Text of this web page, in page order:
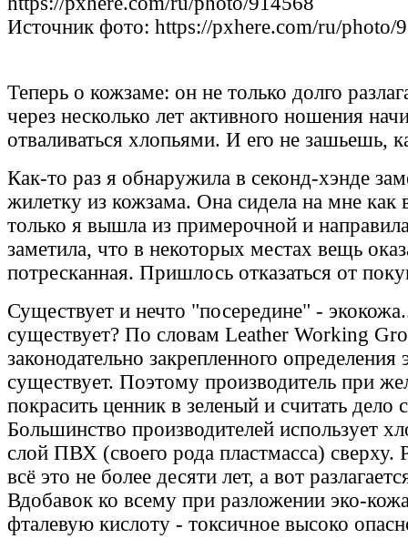
Источник фото: https://pxhere.com/ru/photo/
Теперь о кожзаме: он не только долго
через несколько лет активного ношения
отваливаться хлопьями. И его не зашьешь,
Как-то раз я обнаружила в секонд-хэнде
жилетку из кожзама. Она сидела на мне как
только я вышла из примерочной и
заметила, что в некоторых местах вещь
потресканная. Пришлось отказаться от
Существует и нечто "посередине" -
существует? По словам Leather Working
законодательно закрепленного определения
существует. Поэтому производитель при
покрасить ценник в зеленый и считать дело
Большинство производителей использует
слой ПВХ (своего рода пластмасса) сверху.
всё это не более десяти лет, а вот
Вдобавок ко всему при разложении эко-
фталевую кислоту - токсичное высоко